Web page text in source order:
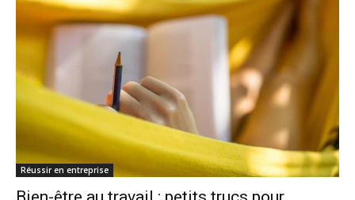
Réussir en entreprise